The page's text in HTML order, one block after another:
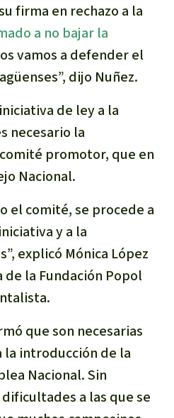
firma en rechazo a la
a no bajar la
vamos a defender el
dijo Nuñez.
de ley a la
necesario la
promotor, que en
Nacional.
el comité, se procede a
y a la
explicó Mónica López
la Fundación Popol
que son necesarias
la introducción de la
Nacional. Sin
a las que se